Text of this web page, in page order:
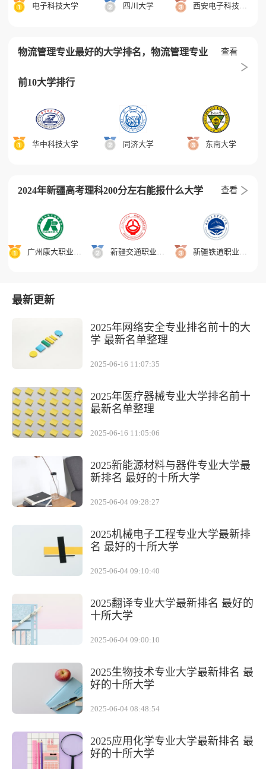
电子科技大学 四川大学 西安电子科技大学
物流管理专业最好的大学排名，物流管理专业
前10大学排行
查看
华中科技大学 同济大学 东南大学
2024年新疆高考理科200分左右能报什么大学 查看
广州康大职业技术学院 新疆交通职业技术学院 新疆铁道职业技术学院
最新更新
2025年网络安全专业排名前十的大
学 最新名单整理
2025-06-16 11:07:35
2025年医疗器械专业大学排名前十
最新名单整理
2025-06-16 11:05:06
2025新能源材料与器件专业大学最
新排名 最好的十所大学
2025-06-04 09:28:27
2025机械电子工程专业大学最新排
名 最好的十所大学
2025-06-04 09:10:40
2025翻译专业大学最新排名 最好的
十所大学
2025-06-04 09:00:10
2025生物技术专业大学最新排名 最
好的十所大学
2025-06-04 08:48:54
2025应用化学专业大学最新排名 最
好的十所大学